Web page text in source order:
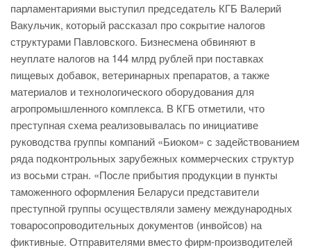
парламентариями выступил председатель КГБ Валерий
Вакульчик, который рассказал про сокрытие налогов
структурами Павловского. Бизнесмена обвиняют в
неуплате налогов на 144 млрд рублей при поставках
пищевых добавок, ветеринарных препаратов, а также
материалов и технологического оборудования для
агропромышленного комплекса. В КГБ отметили, что
преступная схема реализовывалась по инициативе
руководства группы компаний «Биоком» с задействованием
ряда подконтрольных зарубежных коммерческих структур
из восьми стран. «После прибытия продукции в пункты
таможенного оформления Беларуси представители
преступной группы осуществляли замену международных
товаросопроводительных документов (инвойсов) на
фиктивные. Отправителями вместо фирм-производителей